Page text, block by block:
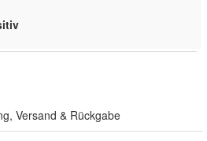
Versand & Rückgabe